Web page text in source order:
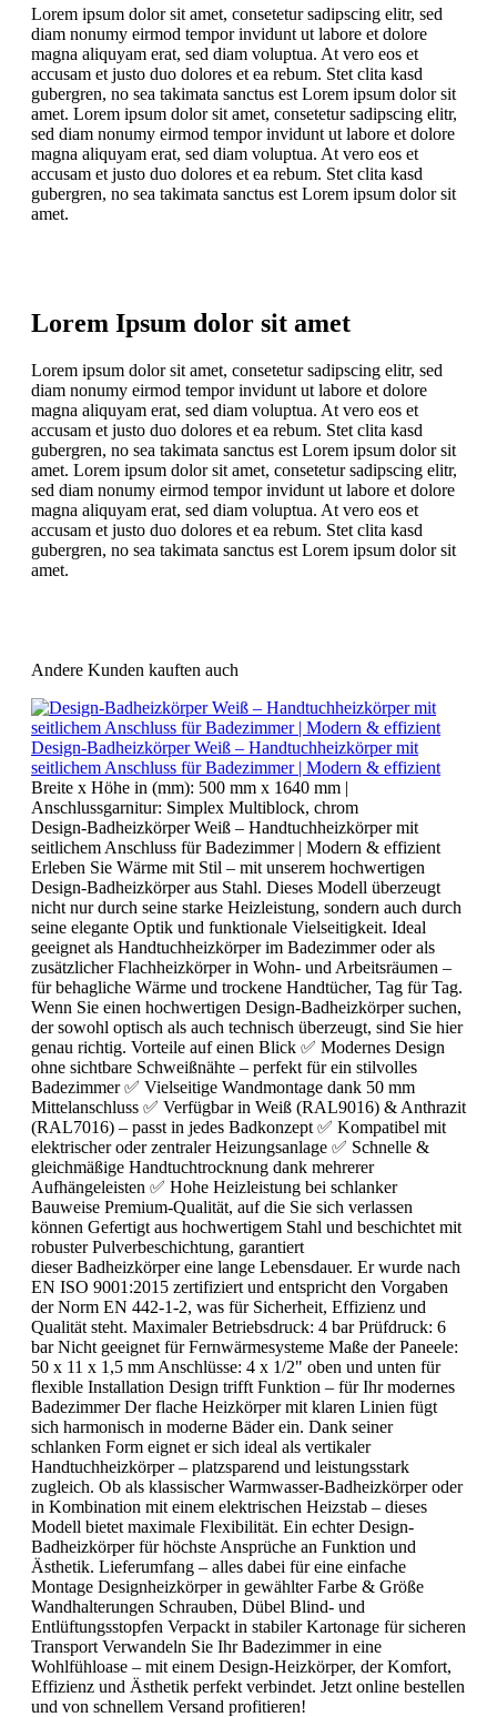
Lorem ipsum dolor sit amet, consetetur sadipscing elitr, sed
diam nonumy eirmod tempor invidunt ut labore et dolore
magna aliquyam erat, sed diam voluptua. At vero eos et
accusam et justo duo dolores et ea rebum. Stet clita kasd
gubergren, no sea takimata sanctus est Lorem ipsum dolor sit
amet. Lorem ipsum dolor sit amet, consetetur sadipscing elitr,
sed diam nonumy eirmod tempor invidunt ut labore et dolore
magna aliquyam erat, sed diam voluptua. At vero eos et
accusam et justo duo dolores et ea rebum. Stet clita kasd
gubergren, no sea takimata sanctus est Lorem ipsum dolor sit
amet.
Lorem Ipsum dolor sit amet
Lorem ipsum dolor sit amet, consetetur sadipscing elitr, sed
diam nonumy eirmod tempor invidunt ut labore et dolore
magna aliquyam erat, sed diam voluptua. At vero eos et
accusam et justo duo dolores et ea rebum. Stet clita kasd
gubergren, no sea takimata sanctus est Lorem ipsum dolor sit
amet. Lorem ipsum dolor sit amet, consetetur sadipscing elitr,
sed diam nonumy eirmod tempor invidunt ut labore et dolore
magna aliquyam erat, sed diam voluptua. At vero eos et
accusam et justo duo dolores et ea rebum. Stet clita kasd
gubergren, no sea takimata sanctus est Lorem ipsum dolor sit
amet.
Andere Kunden kauften auch
Design-Badheizkörper Weiß – Handtuchheizkörper mit
seitlichem Anschluss für Badezimmer | Modern & effizient
Breite x Höhe in (mm): 500 mm x 1640 mm |
Anschlussgarnitur: Simplex Multiblock, chrom
Design-Badheizkörper Weiß – Handtuchheizkörper mit
seitlichem Anschluss für Badezimmer | Modern & effizient
Erleben Sie Wärme mit Stil – mit unserem hochwertigen
Design-Badheizkörper aus Stahl. Dieses Modell überzeugt
nicht nur durch seine starke Heizleistung, sondern auch durch
seine elegante Optik und funktionale Vielseitigkeit. Ideal
geeignet als Handtuchheizkörper im Badezimmer oder als
zusätzlicher Flachheizkörper in Wohn- und Arbeitsräumen –
für behagliche Wärme und trockene Handtücher, Tag für Tag.
Wenn Sie einen hochwertigen Design-Badheizkörper suchen,
der sowohl optisch als auch technisch überzeugt, sind Sie hier
genau richtig. Vorteile auf einen Blick ✅ Modernes Design
ohne sichtbare Schweißnähte – perfekt für ein stilvolles
Badezimmer ✅ Vielseitige Wandmontage dank 50 mm
Mittelanschluss ✅ Verfügbar in Weiß (RAL9016) & Anthrazit
(RAL7016) – passt in jedes Badkonzept ✅ Kompatibel mit
elektrischer oder zentraler Heizungsanlage ✅ Schnelle &
gleichmäßige Handtuchtrocknung dank mehrerer
Aufhängeleisten ✅ Hohe Heizleistung bei schlanker
Bauweise Premium-Qualität, auf die Sie sich verlassen
können Gefertigt aus hochwertigem Stahl und beschichtet mit
robuster Pulverbeschichtung, garantiert
dieser Badheizkörper eine lange Lebensdauer. Er wurde nach
EN ISO 9001:2015 zertifiziert und entspricht den Vorgaben
der Norm EN 442-1-2, was für Sicherheit, Effizienz und
Qualität steht. Maximaler Betriebsdruck: 4 bar Prüfdruck: 6
bar Nicht geeignet für Fernwärmesysteme Maße der Paneele:
50 x 11 x 1,5 mm Anschlüsse: 4 x 1/2" oben und unten für
flexible Installation Design trifft Funktion – für Ihr modernes
Badezimmer Der flache Heizkörper mit klaren Linien fügt
sich harmonisch in moderne Bäder ein. Dank seiner
schlanken Form eignet er sich ideal als vertikaler
Handtuchheizkörper – platzsparend und leistungsstark
zugleich. Ob als klassischer Warmwasser-Badheizkörper oder
in Kombination mit einem elektrischen Heizstab – dieses
Modell bietet maximale Flexibilität. Ein echter Design-
Badheizkörper für höchste Ansprüche an Funktion und
Ästhetik. Lieferumfang – alles dabei für eine einfache
Montage Designheizkörper in gewählter Farbe & Größe
Wandhalterungen Schrauben, Dübel Blind- und
Entlüftungsstopfen Verpackt in stabiler Kartonage für sicheren
Transport Verwandeln Sie Ihr Badezimmer in eine
Wohlfühloase – mit einem Design-Heizkörper, der Komfort,
Effizienz und Ästhetik perfekt verbindet. Jetzt online bestellen
und von schnellem Versand profitieren!